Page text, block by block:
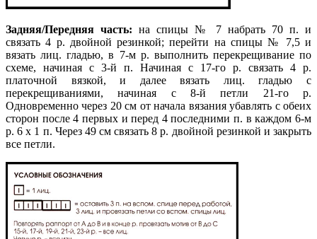
Задняя/Передняя часть: на спицы № 7 набрать 70 п. и
связать 4 р. двойной резинкой; перейти на спицы № 7,5 и
вязать лиц. гладью, в 7-м р. выполнить перекрещивание по
схеме, начиная с 3-й п. Начиная с 17-го р. связать 4 р.
платочной вязкой, и далее вязать лиц. гладью с
перекрещиваниями, начиная с 8-й петли 21-го р.
Одновременно через 20 см от начала вязания убавлять с обеих
сторон после 4 первых и перед 4 последними п. в каждом 6-м
р. 6 х 1 п. Через 49 см связать 8 р. двойной резинкой и закрыть
все петли.